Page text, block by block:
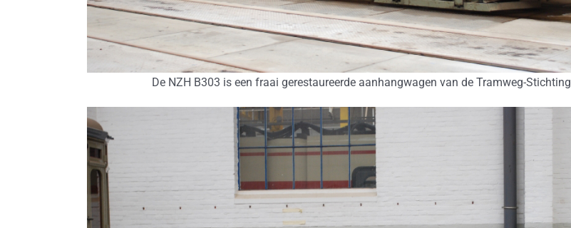
De NZH B303 is een fraai gerestaureerde aanhangwagen van de Tramweg-Stichting